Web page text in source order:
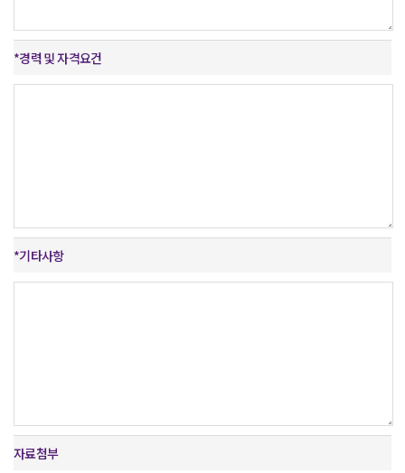
*경력 및자격요건
*기타사항
자료첨부